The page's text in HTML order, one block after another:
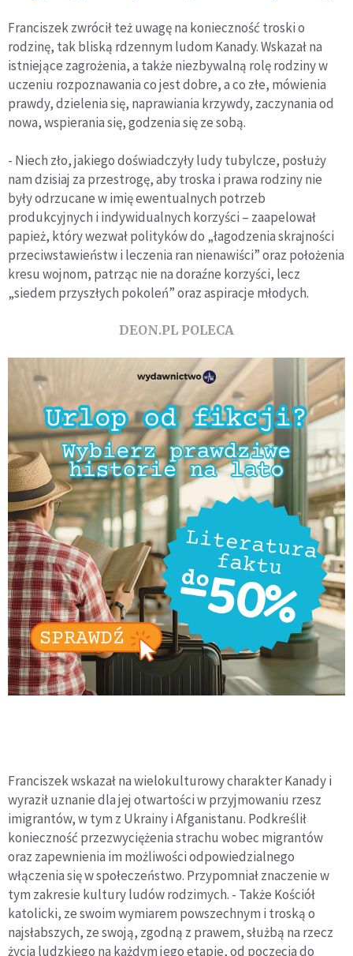
Franciszek zwrócił też uwagę na konieczność troski o
rodzinę, tak bliską rdzennym ludom Kanady. Wskazał na
istniejące zagrożenia, a także niezbywalną rolę rodziny w
uczeniu rozpoznawania co jest dobre, a co złe, mówienia
prawdy, dzielenia się, naprawiania krzywdy, zaczynania od
nowa, wspierania się, godzenia się ze sobą.
- Niech zło, jakiego doświadczyły ludy tubylcze, posłuży
nam dzisiaj za przestrogę, aby troska i prawa rodziny nie
były odrzucane w imię ewentualnych potrzeb
produkcyjnych i indywidualnych korzyści – zaapelował
papież, który wezwał polityków do „łagodzenia skrajności
przeciwstawieństw i leczenia ran nienawiści” oraz położenia
kresu wojnom, patrząc nie na doraźne korzyści, lecz
„siedem przyszłych pokoleń” oraz aspiracje młodych.
DEON.PL POLECA
Franciszek wskazał na wielokulturowy charakter Kanady i
wyraził uznanie dla jej otwartości w przyjmowaniu rzesz
imigrantów, w tym z Ukrainy i Afganistanu. Podkreślił
konieczność przezwyciężenia strachu wobec migrantów
oraz zapewnienia im możliwości odpowiedzialnego
włączenia się w społeczeństwo. Przypomniał znaczenie w
tym zakresie kultury ludów rodzimych. - Także Kościół
katolicki, ze swoim wymiarem powszechnym i troską o
najsłabszych, ze swoją, zgodną z prawem, służbą na rzecz
życia ludzkiego na każdym jego etapie, od poczęcia do